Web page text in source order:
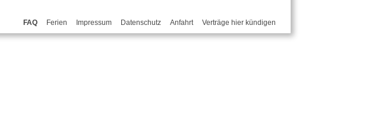
FAQ Ferien Impressum Datenschutz Anfahrt Verträge hier kündigen